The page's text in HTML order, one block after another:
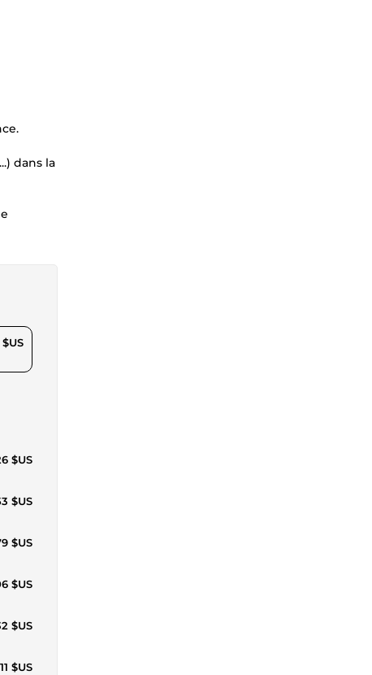
dans la
$US
$US
$US
$US
$US
$US
$US